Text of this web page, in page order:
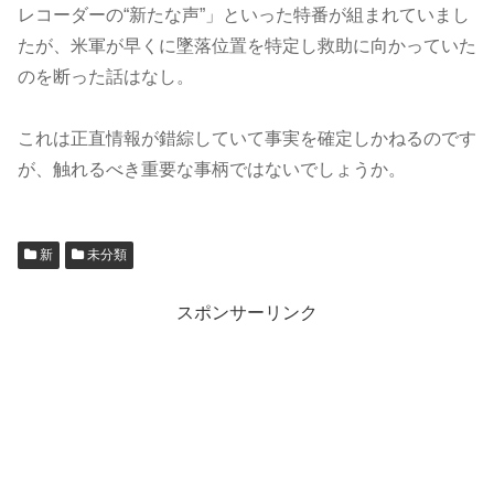
レコーダーの“新たな声”」といった特番が組まれていまし
たが、米軍が早くに墜落位置を特定し救助に向かっていた
のを断った話はなし。
これは正直情報が錯綜していて事実を確定しかねるのです
が、触れるべき重要な事柄ではないでしょうか。
新 未分類
スポンサーリンク